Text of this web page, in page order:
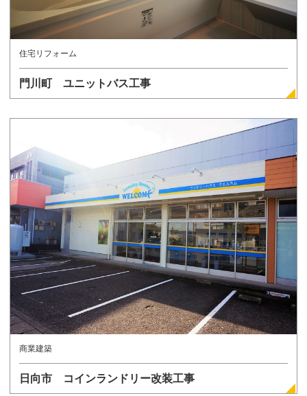
住宅リフォーム
門川町 ユニットバス工事
商業建築
日向市 コインランドリー改装工事
詳しく見る